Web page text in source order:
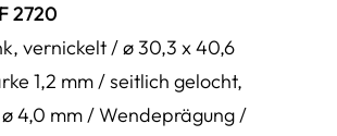
2720
vernickelt / ø 30,3 x 40,6
1,2 mm / seitlich gelocht,
4,0 mm / Wendeprägung /